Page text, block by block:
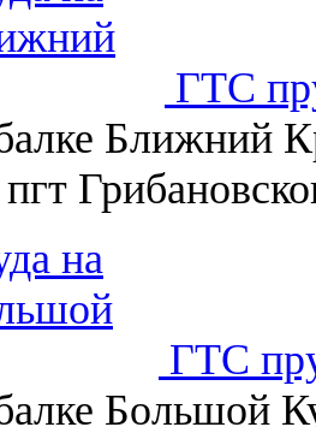
ГТС
Ближний
пгт
ГТС
Большой